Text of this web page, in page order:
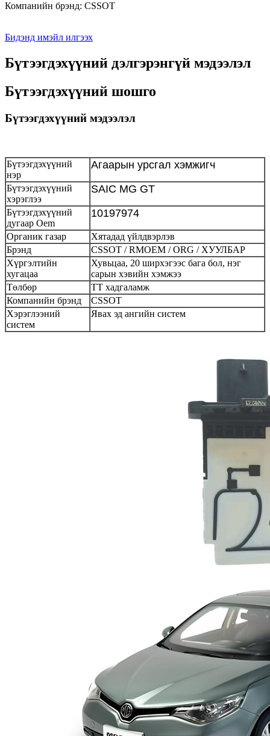
Компанийн брэнд: CSSOT
Бидэнд имэйл илгээх
Бүтээгдэхүүний дэлгэрэнгүй мэдээлэл
Бүтээгдэхүүний шошго
Бүтээгдэхүүний мэдээлэл
Бүтээгдэхүүний
нэр
Агаарын урсгал хэмжигч
Бүтээгдэхүүний
хэрэглээ
SAIC MG GT
Бүтээгдэхүүний
дугаар Oem
10197974
Органик газар
Хятадад үйлдвэрлэв
Брэнд
CSSOT / RMOEM / ORG / ХУУЛБАР
Хүргэлтийн
хугацаа
Хувьцаа, 20 ширхэгээс бага бол, нэг
сарын хэвийн хэмжээ
Төлбөр
ТТ хадгаламж
Компанийн брэнд
CSSOT
Хэрэглээний
систем
Явах эд ангийн систем